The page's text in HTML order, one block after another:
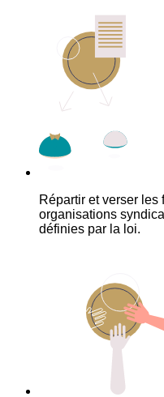
Répartir et verser
organisations
définies par la loi.